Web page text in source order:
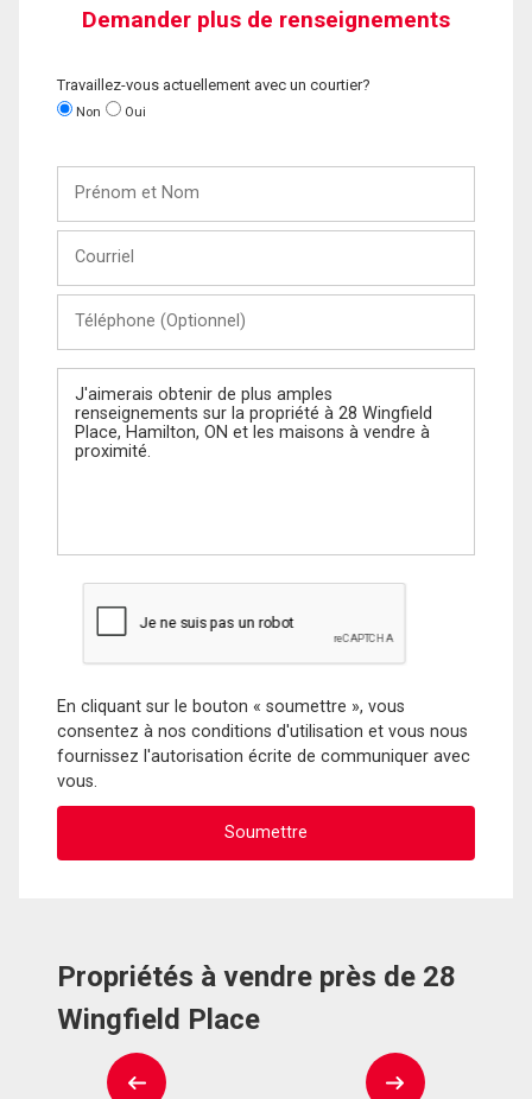
Demander plus de renseignements
Travaillez-vous actuellement avec un courtier?
Non Oui
Nom
(Optionnel)
Message
En cliquant sur le bouton « soumettre », vous
consentez à nos conditions d'utilisation et vous nous
fournissez l'autorisation écrite de communiquer avec
vous.
Propriétés à vendre près de 28
Wingfield Place